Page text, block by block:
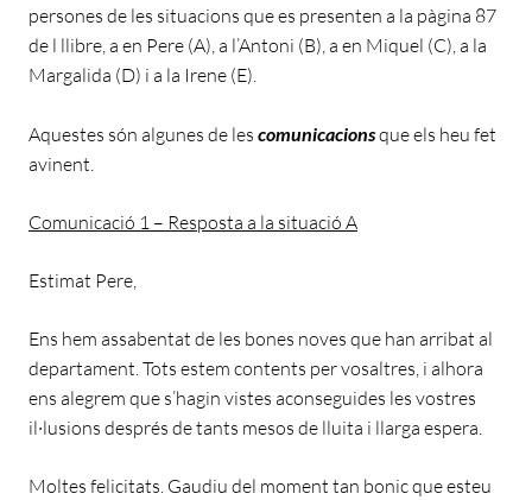
persones de les situacions que es presenten a la pàgina 87
de l llibre, a en Pere (A), a l’Antoni (B), a en Miquel (C), a la
Margalida (D) i a la Irene (E).
Aquestes són algunes de les comunicacionsque els heu fet
avinent.
Comunicació 1 – Resposta a la situació A
Estimat Pere,
Ens hem assabentat de les bones noves que han arribat al
departament. Tots estem contents per vosaltres, i alhora
ens alegrem que s’hagin vistes aconseguides les vostres
il·lusions després de tants mesos de lluita i llarga espera.
Moltes felicitats. Gaudiu del moment tan bonic que esteu